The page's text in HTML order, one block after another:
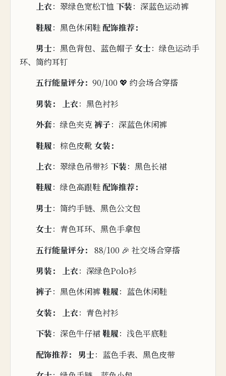
上衣：翠绿色宽松T恤 下装：深蓝色运动裤
鞋履：黑色休闲鞋 配饰推荐：
男士：黑色背包、蓝色帽子女士：绿色运动手
环、简约耳钉
五行能量评分： 90/100 💖 约会场合穿搭
男装：
上衣：黑色衬衫
外套： 绿色夹克 裤子：深蓝色休闲裤
鞋履：棕色皮靴 女装：
上衣： 翠绿色吊带衫 下装：黑色长裙
鞋履：绿色高跟鞋 配饰推荐：
男士：简约手链、黑色公文包
女士：青色耳环、黑色手拿包
五行能量评分：
88/100 🎉 社交场合穿搭
男装：
上衣：深绿色Polo衫
裤子： 黑色休闲裤 鞋履：蓝色休闲鞋
女装：
上衣：青色衬衫
下装：深色牛仔裙 鞋履：浅色平底鞋
配饰推荐：
男士：蓝色手表、黑色皮带